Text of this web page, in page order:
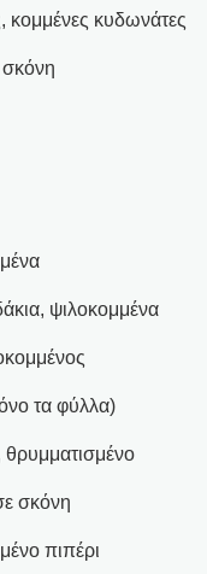
κομμένες κυδωνάτες
ψιλοκομμένα
τα φύλλα)
σκόνη
πιπέρι